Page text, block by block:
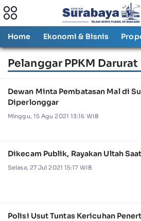
Home Ekonomi & Bisnis
Pelanggar PPKM Darurat
Dewan Minta Pembatasan Mal di
Diperlonggar
Minggu, 15 Agu 2021 13:16 WIB
Dikecam Publik, Rayakan Ultah
Selasa, 27 Jul 2021 15:17 WIB
Polisi Usut Tuntas Kericuhan